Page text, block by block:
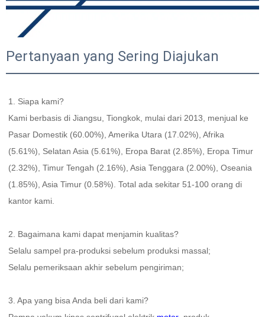
Pertanyaan yang Sering Diajukan
1. Siapa kami?
Kami berbasis di Jiangsu, Tiongkok, mulai dari 2013, menjual ke
Pasar Domestik (60.00%), Amerika Utara (17.02%), Afrika
(5.61%), Selatan Asia (5.61%), Eropa Barat (2.85%), Eropa Timur
(2.32%), Timur Tengah (2.16%), Asia Tenggara (2.00%), Oseania
(1.85%), Asia Timur (0.58%). Total ada sekitar 51-100 orang di
kantor kami.
2. Bagaimana kami dapat menjamin kualitas?
Selalu sampel pra-produksi sebelum produksi massal;
Selalu pemeriksaan akhir sebelum pengiriman;
3. Apa yang bisa Anda beli dari kami?